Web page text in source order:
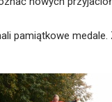
medale.